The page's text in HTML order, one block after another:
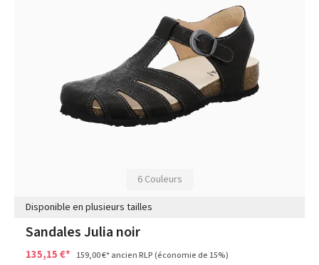
6 Couleurs
Disponible en plusieurs tailles
Sandales Julia noir
135,15 €* 159,00 €*ancien RLP(économie de 15%)